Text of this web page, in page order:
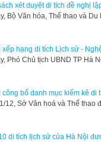
xét duyệt di tích đề nghị
Bộ Văn hóa, Thể thao và
xếp hạng di tích Lịch sử -
Phó Chủ tịch UBND TP Hà
công bố danh mục kiểm kê di
12, Sở Văn hoá và Thể thao
di tích lịch sử của Hà Nội